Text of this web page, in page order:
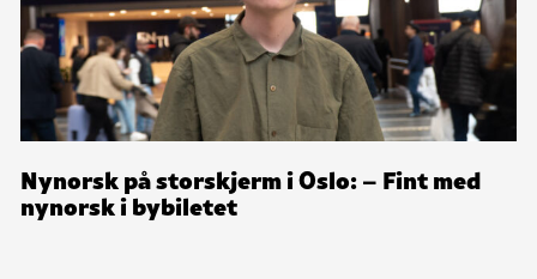
Nynorsk på storskjerm i Oslo: – Fint med
nynorsk i bybiletet